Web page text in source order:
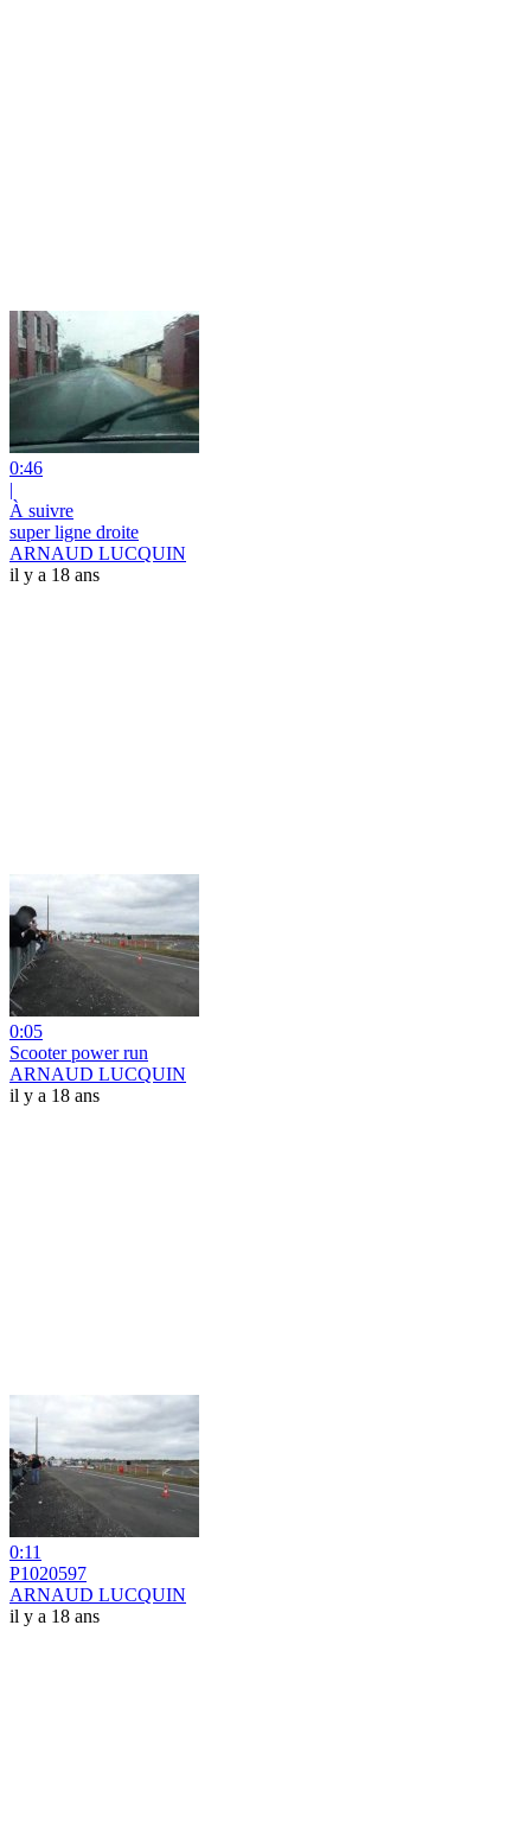
0:46
|
À suivre
super ligne droite
ARNAUD LUCQUIN
il y a 18 ans
0:05
Scooter power run
ARNAUD LUCQUIN
il y a 18 ans
0:11
P1020597
ARNAUD LUCQUIN
il y a 18 ans